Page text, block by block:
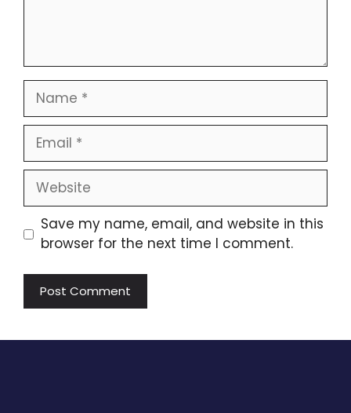
Name
Email
Website
Save my name, email, and website in this
browser for the next time I comment.